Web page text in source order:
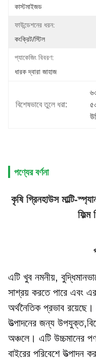
কাস্টমাইজড
ফাউন্ডেশনের ধরন:
কংক্রিট/স্টিল
প্যাকেজিং বিবরণ:
ধারক দ্বারা জাহাজ
বিশেষভাবে তুলে ধরা:
পণ্যের বর্ণনা
কৃষি গ্রিনহাউস মাল্টি-
ফিল্ম
এটি খুব নমনীয়,
সাশ্রয় করতে পারে এবং
অর্থনৈতিক প্রভাব
উত্পাদনের জন্য
অঞ্চলে। এটি উচ্চমানের
বাইরের পরিবেশে উত্পাদন